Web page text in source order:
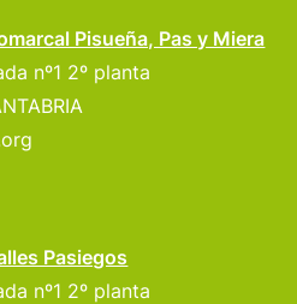
Pisueña, Pas y Miera
nº1 2º planta
Pasiegos
nº1 2º planta